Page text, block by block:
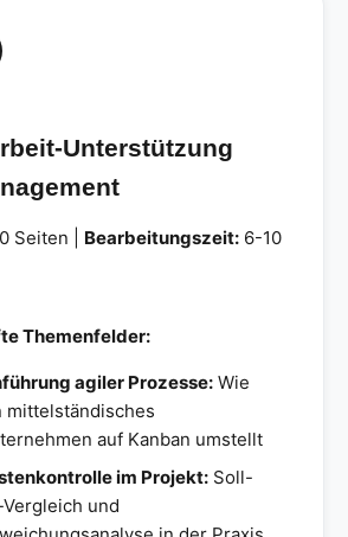
Unterstützung
Seiten | Bearbeitungszeit: 6-10
Themenfelder:
agiler Prozesse: Wie
mittelständisches
auf Kanban umstellt
im Projekt: Soll-
und